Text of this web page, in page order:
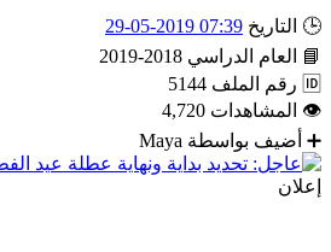
🕒 التاريخ 07:39 2019-05-29
📘
العام الدراسي 2018-2019
🆔 رقم الملف 5144
👁
المشاهدات 4,720
➕
أضيف بواسطة Maya
إعلان